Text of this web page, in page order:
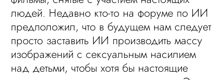
людей. Недавно кто-то на форуме по ИИ
предположил, что в будущем нам следует
просто заставить ИИ производить массу
изображений с сексуальным насилием
над детьми, чтобы хотя бы настоящие